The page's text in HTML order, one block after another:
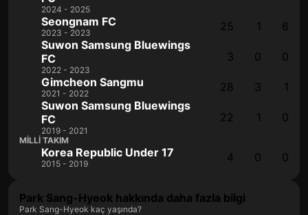
2024 - 2025
Seongnam FC
2023 - 2023 25 1
6
Suwon Samsung Bluewings
FC
2022 - 2023
3 0
0
Gimcheon Sangmu
2021 - 2022 28 3
1
Suwon Samsung Bluewings
FC
2019 - 2021
22 1 0
MILLI TAKIM
Korea Republic Under 17
2015 - 2019 4 0 0
Park Sang-Hyeok hakkında daha fazla bilgi
Park Sang-Hyeok kaç yaşında?